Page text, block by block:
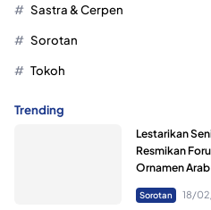
Sastra & Cerpen
Sorotan
Tokoh
Trending
Lestarikan
Resmikan
Ornamen Arab
Sorotan 18/